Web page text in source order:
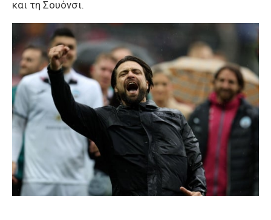
και τη Σουόνσι.